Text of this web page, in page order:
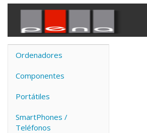
Ordenadores
Componentes
Portátiles
SmartPhones /
Teléfonos